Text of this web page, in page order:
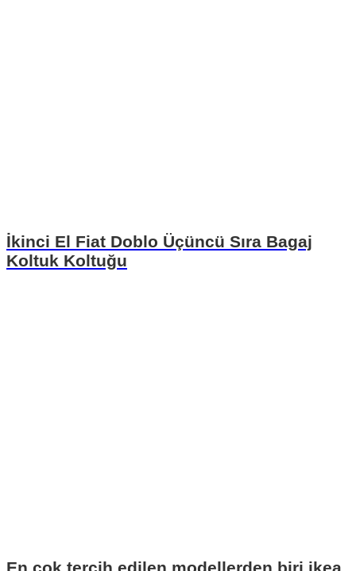
İkinci El Fiat Doblo Üçüncü Sıra Bagaj
Koltuk Koltuğu